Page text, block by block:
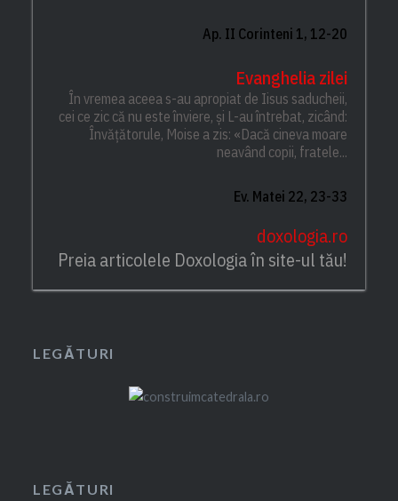
Ap. II Corinteni 1, 12-20
Evanghelia zilei
În vremea aceea s-au apropiat de Iisus saducheii,
cei ce zic că nu este înviere, și L-au întrebat, zicând:
Învățătorule, Moise a zis: «Dacă cineva moare
neavând copii, fratele...
Ev. Matei 22, 23-33
doxologia.ro
Preia articolele Doxologia în site-ul tău!
LEGĂTURI
LEGĂTURI